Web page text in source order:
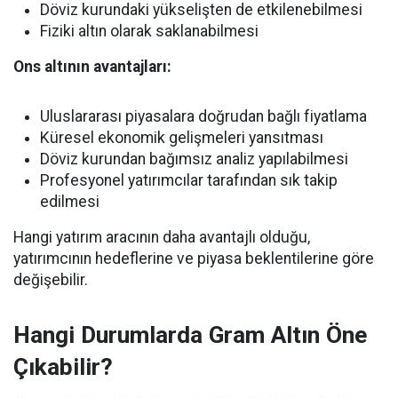
Döviz kurundaki yükselişten de etkilenebilmesi
Fiziki altın olarak saklanabilmesi
Ons altının avantajları:
Uluslararası piyasalara doğrudan bağlı fiyatlama
Küresel ekonomik gelişmeleri yansıtması
Döviz kurundan bağımsız analiz yapılabilmesi
Profesyonel yatırımcılar tarafından sık takip
edilmesi
Hangi yatırım aracının daha avantajlı olduğu,
yatırımcının hedeflerine ve piyasa beklentilerine göre
değişebilir.
Hangi Durumlarda Gram Altın Öne
Çıkabilir?